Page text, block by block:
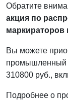
Обратите
акция по
маркираторов
Вы можете
промышленный
310800 руб.,
Подробнее о